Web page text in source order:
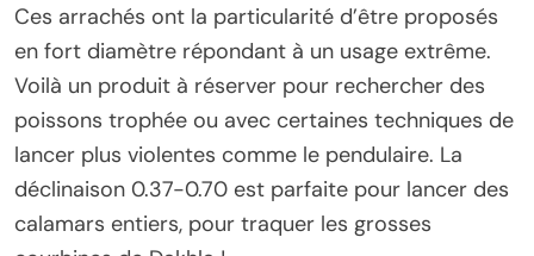
Ces arrachés ont la particularité d’être proposés
en fort diamètre répondant à un usage extrême.
Voilà un produit à réserver pour rechercher des
poissons trophée ou avec certaines techniques de
lancer plus violentes comme le pendulaire. La
déclinaison 0.37-0.70 est parfaite pour lancer des
calamars entiers, pour traquer les grosses